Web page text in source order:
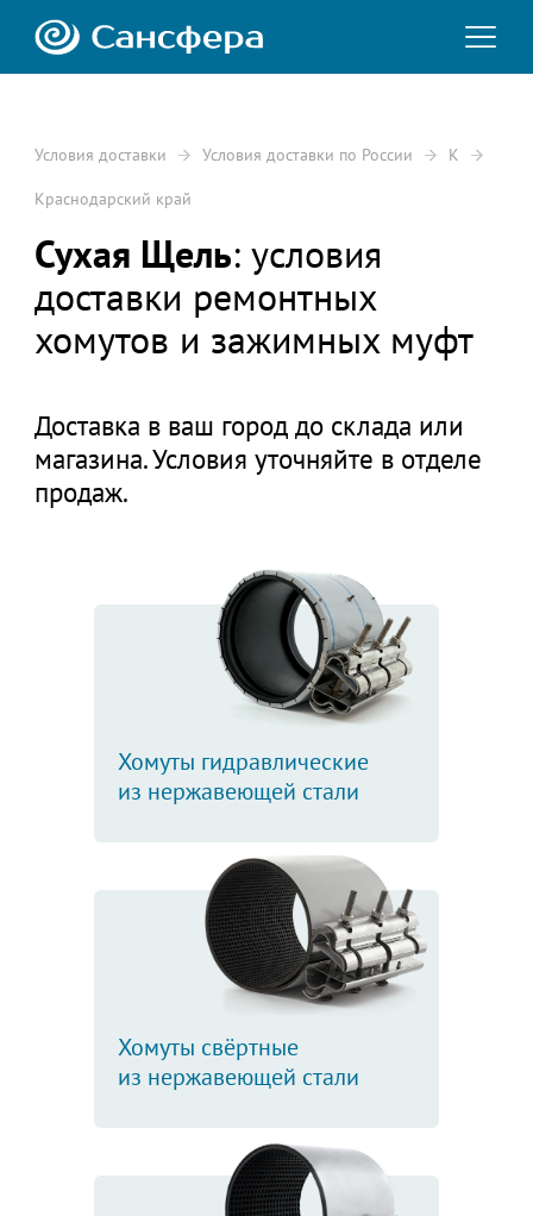
Условия доставки Условия доставки по России К
Краснодарский край
Сухая Щель: условия
доставки ремонтных
хомутов и зажимных муфт
Доставка в ваш город до склада или
магазина. Условия уточняйте в отделе
продаж.
Хомуты гидравлические
из нержавеющей стали
Хомуты свёртные
из нержавеющей стали